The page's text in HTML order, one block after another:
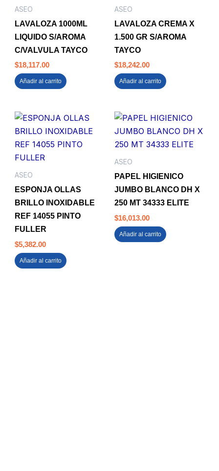
ASEO
LAVALOZA 1000ML
LIQUIDO S/AROMA
C/VALVULA TAYCO
$18,117.00
Añadir al carrito
ASEO
LAVALOZA CREMA X
1.500 GR S/AROMA
TAYCO
$18,242.00
Añadir al carrito
ASEO
ESPONJA OLLAS
BRILLO INOXIDABLE
REF 14055 PINTO
FULLER
$5,382.00
Añadir al carrito
ASEO
PAPEL HIGIENICO
JUMBO BLANCO DH X
250 MT 34333 ELITE
$16,013.00
Añadir al carrito